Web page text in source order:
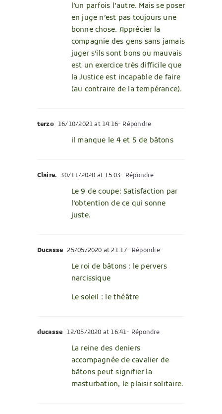
l’un parfois l’autre. Mais se poser
en juge n’est pas toujours une
bonne chose. Apprécier la
compagnie des gens sans jamais
juger s’ils sont bons ou mauvais
est un exercice très difficile que
la Justice est incapable de faire
(au contraire de la tempérance).
terzo 16/10/2021 at 14:16- Répondre
il manque le 4 et 5 de bâtons
Claire. 30/11/2020 at 15:03- Répondre
Le 9 de coupe: Satisfaction par
l’obtention de ce qui sonne
juste.
Ducasse 25/05/2020 at 21:17- Répondre
Le roi de bâtons : le pervers
narcissique
Le soleil : le théâtre
ducasse 12/05/2020 at 16:41- Répondre
La reine des deniers
accompagnée de cavalier de
bâtons peut signifier la
masturbation, le plaisir solitaire.